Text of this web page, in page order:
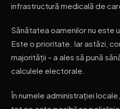
infrastructură medicală de
Sănătatea oamenilor nu este
Este o prioritate. Iar astăzi,
majorității – a ales să pună
calculele electorale.
În numele administrației